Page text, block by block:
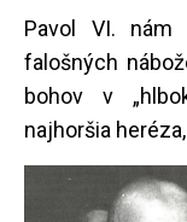
Pavol VI.
falošných
bohov v
najhoršia